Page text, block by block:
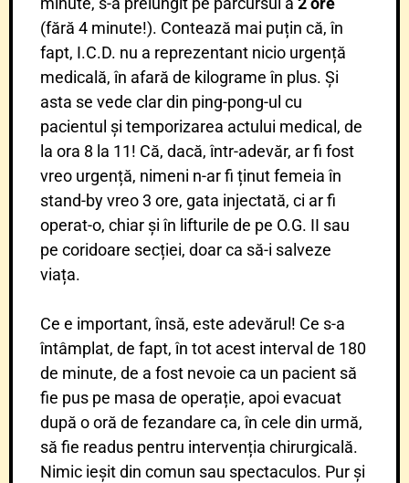
(fără 4 minute!). Contează mai puțin că, în
fapt, I.C.D. nu a reprezentant nicio urgență
medicală, în afară de kilograme în plus. Și
asta se vede clar din ping-pong-ul cu
pacientul și temporizarea actului medical, de
la ora 8 la 11! Că, dacă, într-adevăr, ar fi fost
vreo urgență, nimeni n-ar fi ținut femeia în
stand-by vreo 3 ore, gata injectată, ci ar fi
operat-o, chiar și în lifturile de pe O.G. II sau
pe coridoare secției, doar ca să-i salveze
viața.
Ce e important, însă, este adevărul! Ce s-a
întâmplat, de fapt, în tot acest interval de 180
de minute, de a fost nevoie ca un pacient să
fie pus pe masa de operație, apoi evacuat
după o oră de fezandare ca, în cele din urmă,
să fie readus pentru intervenția chirurgicală.
Nimic ieșit din comun sau spectaculos. Pur și